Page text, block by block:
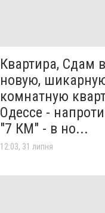
Квартира, Сдам
новую,
комнатную
Одессе -
"7 КМ" - в но...
12:03, 31 липня